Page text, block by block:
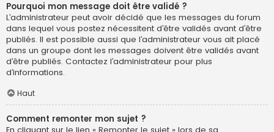
Pourquoi mon message doit être validé ?
L’administrateur peut avoir décidé que les messages du forum
dans lequel vous postez nécessitent d’être validés avant d’être
publiés. Il est possible aussi que l’administrateur vous ait placé
dans un groupe dont les messages doivent être validés avant
d’être publiés. Contactez l’administrateur pour plus
d’informations.
Haut
Comment remonter mon sujet ?